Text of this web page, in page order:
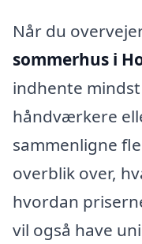
Når du
sommerhus i
indhente
håndværkere
sammenligne
overblik over,
hvordan
vil også have